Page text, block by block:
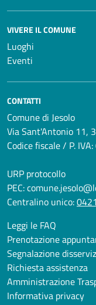
VIVERE IL COMUNE
Luoghi
Eventi
CONTATTI
Comune di Jesolo
Via Sant'Antonio 11,
Codice fiscale / P.
URP protocollo
PEC:
Centralino unico:
Leggi le FAQ
Prenotazione
Segnalazione
Richiesta assistenza
Amministrazione
Informativa privacy